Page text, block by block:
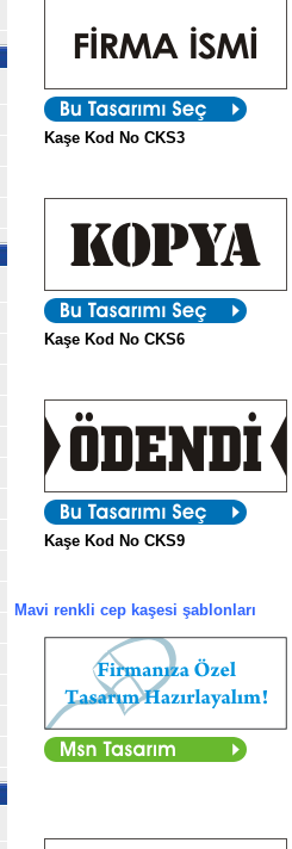
Kaşe Kod No CKS3
Kaşe Kod No CKS6
Kaşe Kod No CKS9
Mavi renkli cep kaşesi şablonları